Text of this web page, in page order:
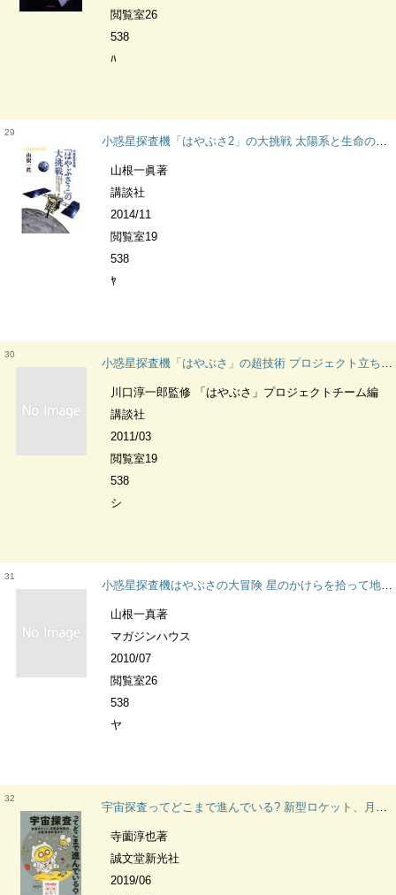
閲覧室26
538
ﾊ
29
小惑星探査機「はやぶさ2」の大挑戦 太陽系と生命の起源を探る壮大なミッション ブルーバックス
山根一眞著
講談社
2014/11
閲覧室19
538
ﾔ
30
小惑星探査機「はやぶさ」の超技術 プロジェクト立ち上げから帰還までの全記録 ブルーバックス
川口淳一郎監修 「はやぶさ」プロジェクトチーム編
講談社
2011/03
閲覧室19
538
シ
31
小惑星探査機はやぶさの大冒険 星のかけらを拾って地球に戻るまで、６０億キロを、７年間かけて旅をした惑星探査機の運命。
山根一真著
マガジンハウス
2010/07
閲覧室26
538
ヤ
32
宇宙探査ってどこまで進んでいる? 新型ロケット、月面基地建設、火星移住計画まで 子供の科学★ミライサイエンス
寺薗淳也著
誠文堂新光社
2019/06